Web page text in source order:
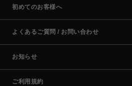
初めてのお客様へ
よくあるご質問 / お問い合わせ
お知らせ
ご利用規約